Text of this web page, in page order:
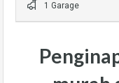
1 Garage